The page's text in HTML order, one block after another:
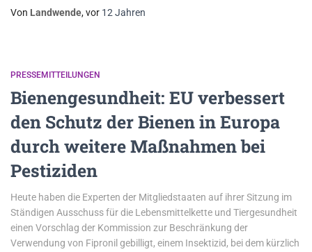
Von Landwende, vor 12 Jahren
PRESSEMITTEILUNGEN
Bienengesundheit: EU verbessert
den Schutz der Bienen in Europa
durch weitere Maßnahmen bei
Pestiziden
Heute haben die Experten der Mitgliedstaaten auf ihrer Sitzung im
Ständigen Ausschuss für die Lebensmittelkette und Tiergesundheit
einen Vorschlag der Kommission zur Beschränkung der
Verwendung von Fipronil gebilligt, einem Insektizid, bei dem kürzlich